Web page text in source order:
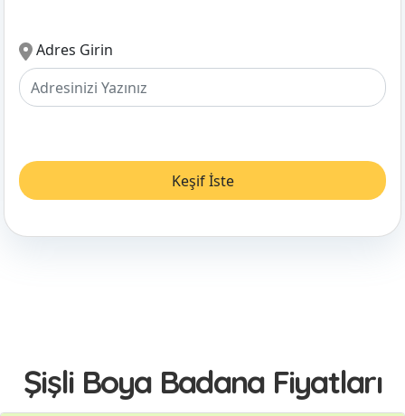
Şişli Boya Badana Fiyatları